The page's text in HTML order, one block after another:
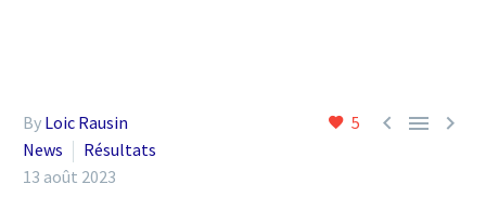
5   
By Loic Rausin
News
Résultats
13 août 2023